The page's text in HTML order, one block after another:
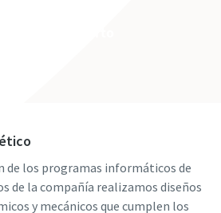
de los programas informáticos de
de la compañía realizamos diseños
y mecánicos que cumplen los